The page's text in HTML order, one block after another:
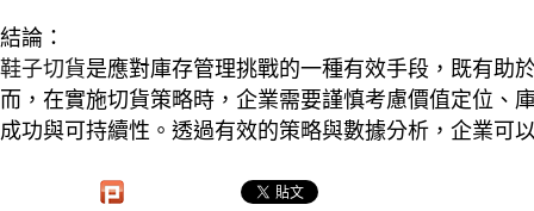
結論：
鞋子切貨是應對庫存管理挑戰的一種有效手段，既有助
而，在實施切貨策略時，企業需要謹慎考慮價值定位、
成功與可持續性。透過有效的策略與數據分析，企業可